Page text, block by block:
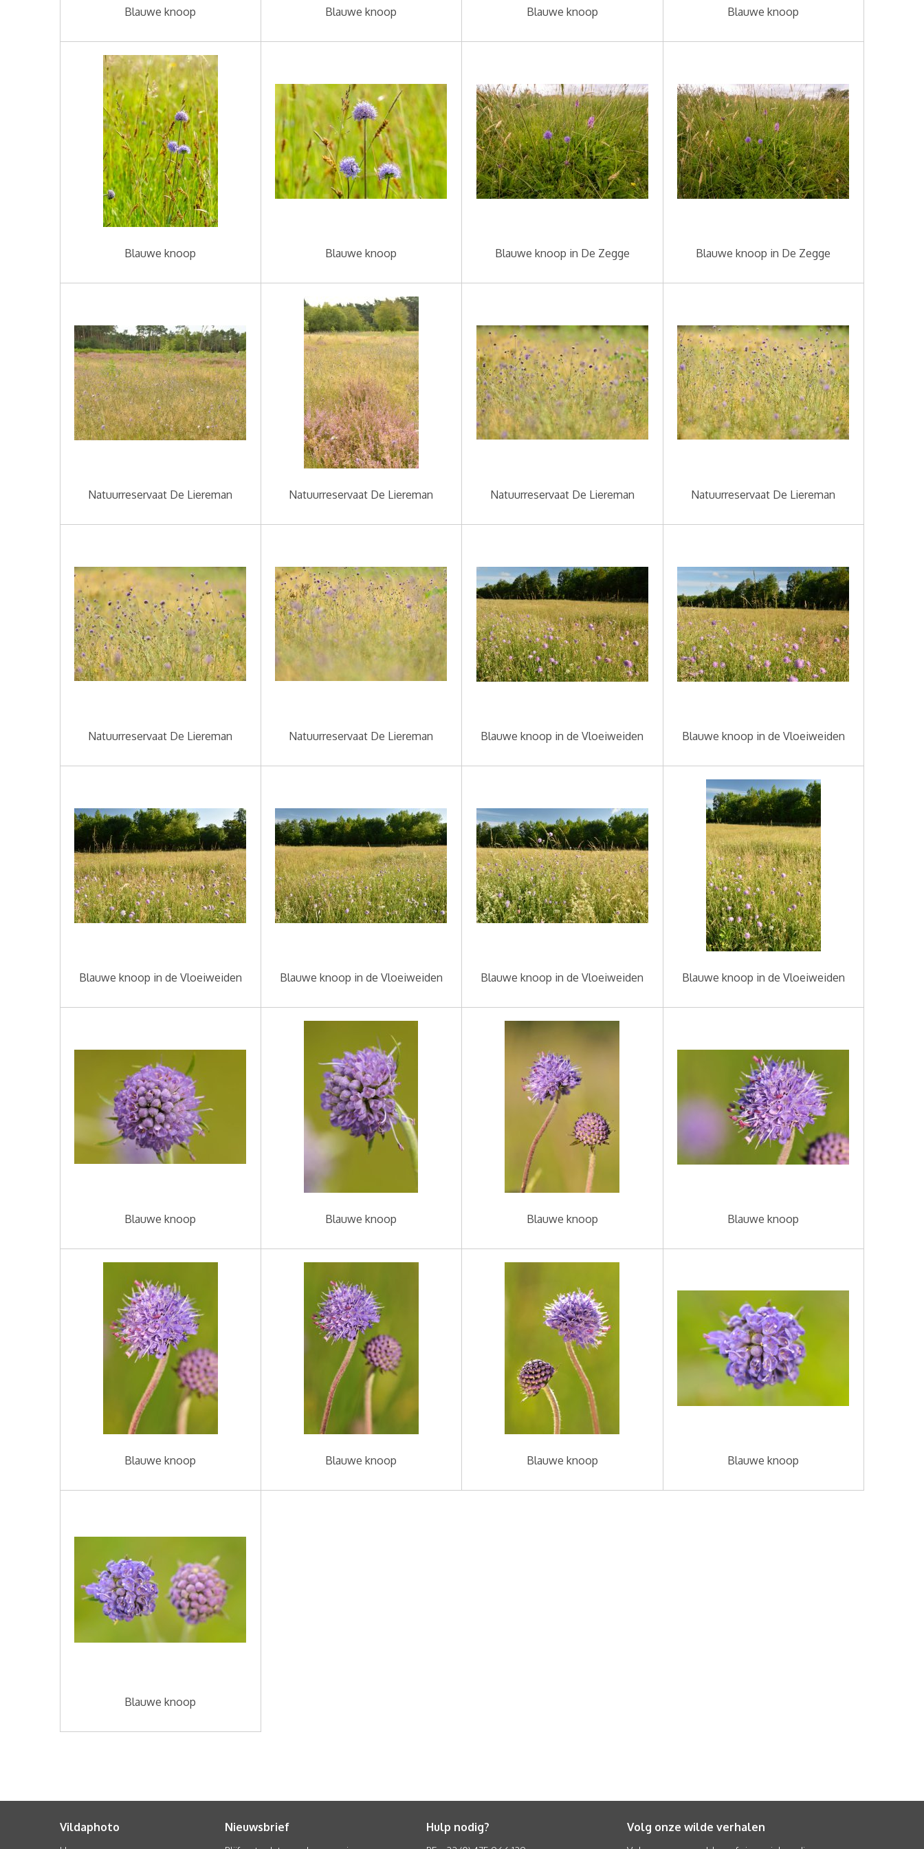
Blauwe knoop Blauwe knoop Blauwe knoop Blauwe knoop
Blauwe knoop Blauwe knoop Blauwe knoop in De Zegge Blauwe knoop in De Zegge
Natuurreservaat De Liereman Natuurreservaat De Liereman Natuurreservaat De Liereman Natuurreservaat De Liereman
Natuurreservaat De Liereman Natuurreservaat De Liereman Blauwe knoop in de Vloeiweiden Blauwe knoop in de Vloeiweiden
Blauwe knoop in de Vloeiweiden Blauwe knoop in de Vloeiweiden Blauwe knoop in de Vloeiweiden Blauwe knoop in de Vloeiweiden
Blauwe knoop Blauwe knoop Blauwe knoop Blauwe knoop
Blauwe knoop Blauwe knoop Blauwe knoop Blauwe knoop
Blauwe knoop
Vildaphoto Nieuwsbrief Hulp nodig? Volg onze wilde verhalen